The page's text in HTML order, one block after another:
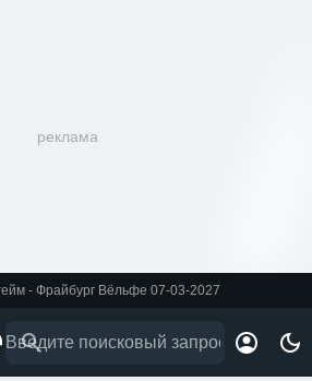
реклама
- Фрайбург Вёльфе 07-03-2027